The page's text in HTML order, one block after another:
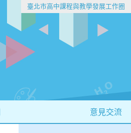
臺北市高中課程與教學發展工作圈
意見交流